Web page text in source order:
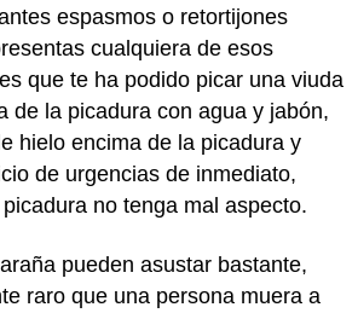
espasmos o retortijones
cualquiera de esos
que te ha podido picar una viuda
de la picadura con agua y jabón,
hielo encima de la picadura y
de urgencias de inmediato,
no tenga mal aspecto.
pueden asustar bastante,
raro que una persona muera a